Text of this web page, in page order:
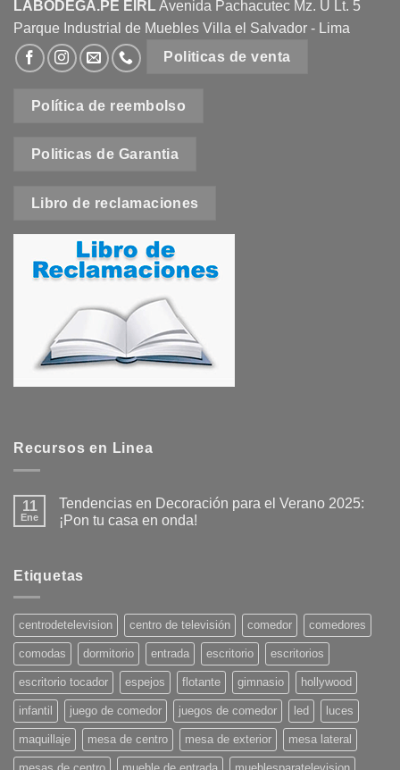
LABODEGA.PE EIRLAvenida Pachacutec Mz. U Lt. 5
Parque Industrial de Muebles Villa el Salvador - Lima
Politicas de venta
Política de reembolso
Politicas de Garantia
Libro de reclamaciones
Recursos en Linea
11
Ene
Tendencias en Decoración para el Verano 2025:
¡Pon tu casa en onda!
en
Tendencias
para
el
Verano
2025:
¡Pon
tu
casa
en
onda!
Etiquetas
centrodetelevision centro de televisión comedor comedores
comodas dormitorio entrada escritorio escritorios
escritorio tocador espejos flotante gimnasio hollywood
infantil juego de comedor juegos de comedor led luces
maquillaje mesa de centro mesa de exterior mesa lateral